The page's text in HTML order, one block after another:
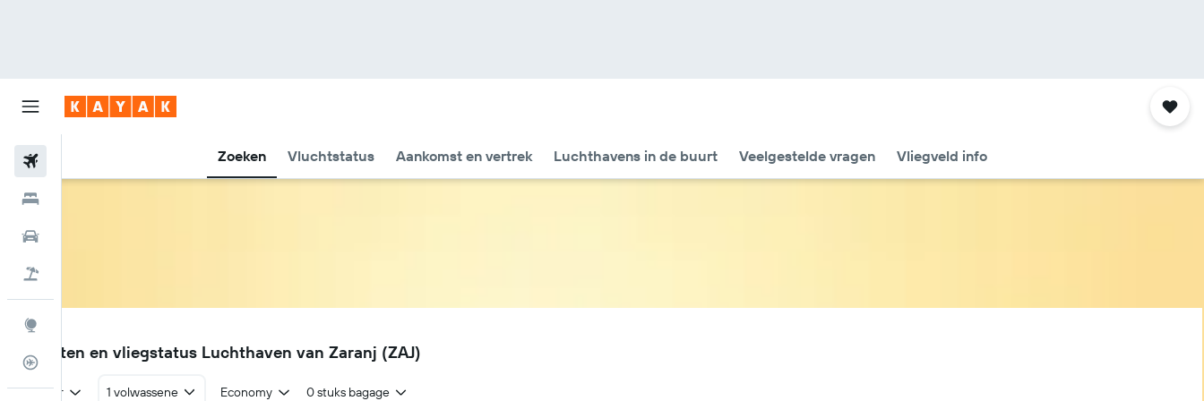
Zoeken Vluchtstatus Aankomst en vertrek Luchthavens in de buurt Veelgestelde vragen Vliegveld info
Vluchtstatus info
ZAJ
Vluchten en vliegstatus Luchthaven van Zaranj (ZAJ)
Retour 1 volwassene Economy 0 stuks bagage